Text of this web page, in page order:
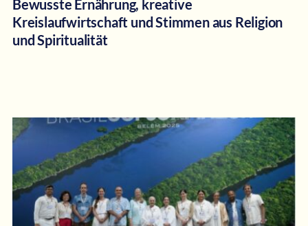
Bewusste Ernährung, kreative
Kreislaufwirtschaft und Stimmen aus Religion
und Spiritualität